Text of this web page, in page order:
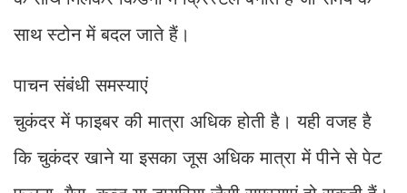
साथ स्टोन में बदल जाते हैं।
पाचन संबंधी समस्याएं
चुकंदर में फाइबर की मात्रा अधिक होती है। यही वजह है
कि चुकंदर खाने या इसका जूस अधिक मात्रा में पीने से पेट